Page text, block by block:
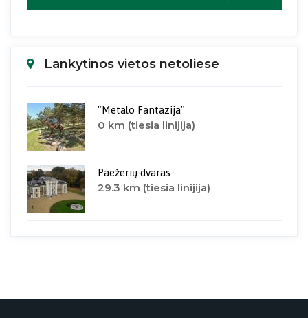
Lankytinos vietos netoliese
"Metalo Fantazija"
0 km (tiesia linijija)
Paežerių dvaras
29.3 km (tiesia linijija)